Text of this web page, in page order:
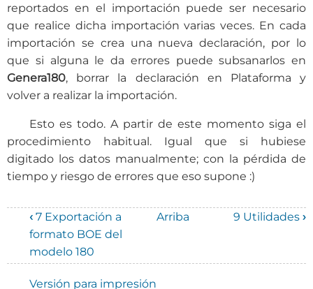
reportados en el importación puede ser necesario
que realice dicha importación varias veces. En cada
importación se crea una nueva declaración, por lo
que si alguna le da errores puede subsanarlos en
Genera180, borrar la declaración en Plataforma y
volver a realizar la importación.
Esto es todo. A partir de este momento siga el
procedimiento habitual. Igual que si hubiese
digitado los datos manualmente; con la pérdida de
tiempo y riesgo de errores que eso supone :)
Enlaces
transversales
‹ 7 Exportación a
formato BOE del
modelo 180
Arriba 9 Utilidades ›
Versión para impresión